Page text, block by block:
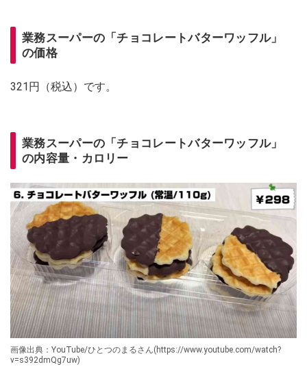
業務スーパーの「チョコレートバターワッフル」
の価格
321円（税込）です。
業務スーパーの「チョコレートバターワッフル」
の内容量・カロリー
画像出典：YouTube/ひとつのまるさん(https://www.youtube.com/watch?
v=s392dmQg7uw)